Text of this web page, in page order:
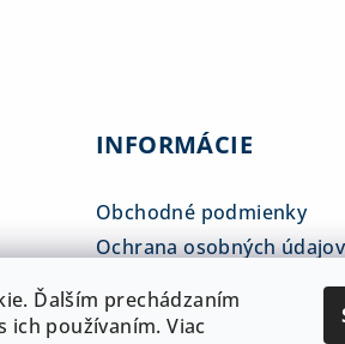
Ďalším prechádzaním
ich používaním. Viac
INFORMÁCIE
Obchodné podmienky
Ochrana osobných údajov
ADAM klub